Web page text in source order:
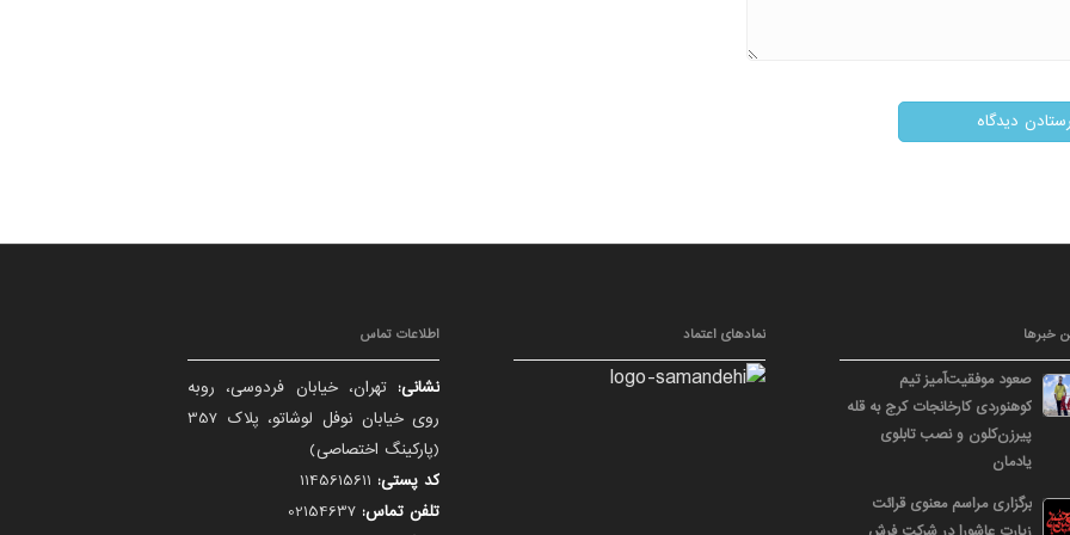
خبرها
صعود موفقیت‌آمیز تیم
کوهنوردی کارخانجات کرج به قله
پیرزن‌کلون و نصب تابلوی
یادمان
برگزاری مراسم معنوی قرائت
نمادهای اعتماد اطلاعات تماس
نشانی: تهران، خیابان فردوسی، روبه
روی خیابان نوفل لوشاتو، پلاک 357
(پارکینگ اختصاصی)
کد پستی:
تلفن تماس: